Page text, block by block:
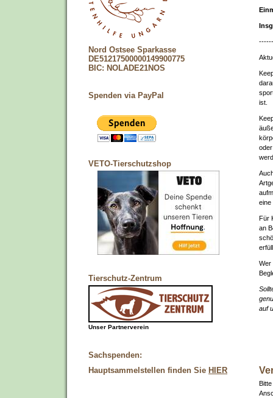
Nord Ostsee Sparkasse
DE51217500000149900775
BIC: NOLADE21NOS
Spenden via PayPal
VETO-Tierschutzshop
Tierschutz-Zentrum
Unser Partnerverein
Sachspenden:
Hauptsammelstellen finden Sie HIER
ist.
eine
Für
an
Wer
auf